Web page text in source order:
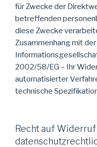
für Zwecke der
betreffenden
diese Zwecke
Zusammenhang mit
2002/58/EG – Ihr
automatisierter
technische
Recht auf